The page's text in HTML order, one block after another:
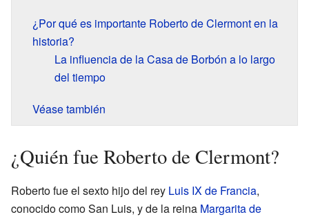
¿Por qué es importante Roberto de Clermont en la
historia?
La influencia de la Casa de Borbón a lo largo
del tiempo
Véase también
¿Quién fue Roberto de Clermont?
Roberto fue el sexto hijo del rey Luis IX de Francia,
conocido como San Luis, y de la reina Margarita de